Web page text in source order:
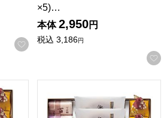
お気に入りに登録する
×5)…
本体 2,950円
税込 3,186円
(舞鶴・さつま大納言各5)【年間ギフ